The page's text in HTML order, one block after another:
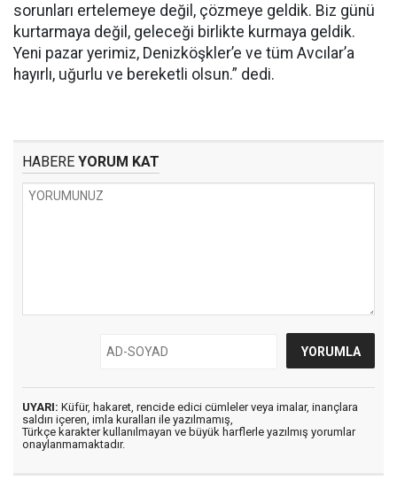
sorunları ertelemeye değil, çözmeye geldik. Biz günü
kurtarmaya değil, geleceği birlikte kurmaya geldik.
Yeni pazar yerimiz, Denizköşkler’e ve tüm Avcılar’a
hayırlı, uğurlu ve bereketli olsun.” dedi.
HABERE YORUM KAT
UYARI: Küfür, hakaret, rencide edici cümleler veya imalar, inançlara
saldırı içeren, imla kuralları ile yazılmamış,
Türkçe karakter kullanılmayan ve büyük harflerle yazılmış yorumlar
onaylanmamaktadır.